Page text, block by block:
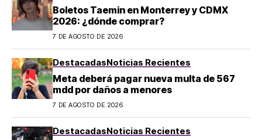
Boletos Taemin en Monterrey y CDMX
2026: ¿dónde comprar?
7 DE AGOSTO DE 2026
DestacadasNoticias Recientes
Meta deberá pagar nueva multa de 567
mdd por daños a menores
7 DE AGOSTO DE 2026
DestacadasNoticias Recientes